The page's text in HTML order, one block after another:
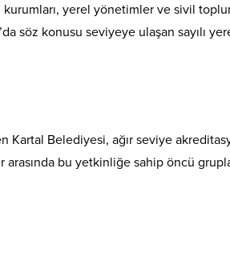
yerel yönetimler ve sivil
söz konusu seviyeye ulaşan sayılı
Kartal Belediyesi, ağır seviye
bu yetkinliğe sahip öncü